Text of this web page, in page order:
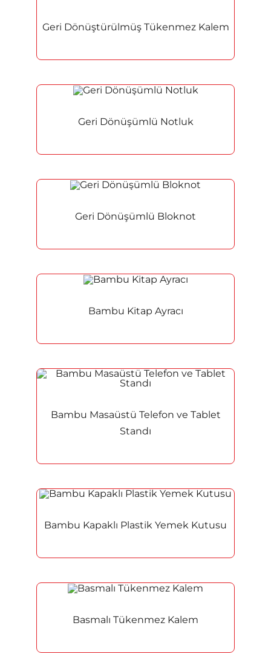
Geri Dönüştürülmüş Tükenmez Kalem
Geri Dönüşümlü Notluk
Geri Dönüşümlü Bloknot
Bambu Kitap Ayracı
Bambu Masaüstü Telefon ve Tablet
Standı
Bambu Kapaklı Plastik Yemek Kutusu
Basmalı Tükenmez Kalem